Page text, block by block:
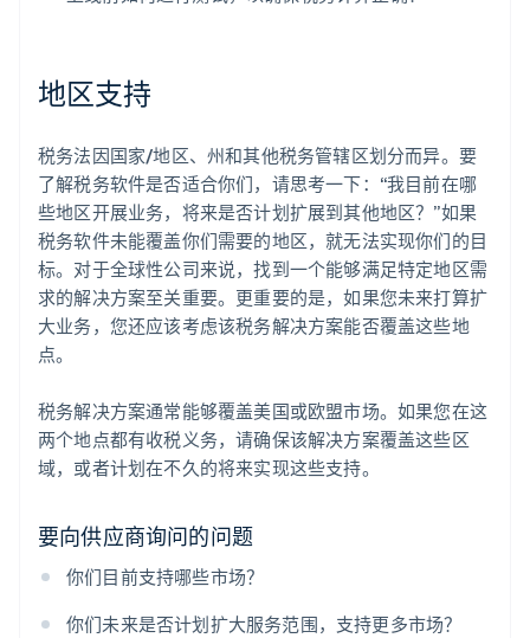
地区支持
税务法因国家/地区、州和其他税务管辖区划分而异。要
了解税务软件是否适合你们，请思考一下：“我目前在哪
些地区开展业务，将来是否计划扩展到其他地区？”如果
税务软件未能覆盖你们需要的地区，就无法实现你们的目
标。对于全球性公司来说，找到一个能够满足特定地区需
求的解决方案至关重要。更重要的是，如果您未来打算扩
大业务，您还应该考虑该税务解决方案能否覆盖这些地
点。
税务解决方案通常能够覆盖美国或欧盟市场。如果您在这
两个地点都有收税义务，请确保该解决方案覆盖这些区
域，或者计划在不久的将来实现这些支持。
要向供应商询问的问题
你们目前支持哪些市场？
你们未来是否计划扩大服务范围，支持更多市场？